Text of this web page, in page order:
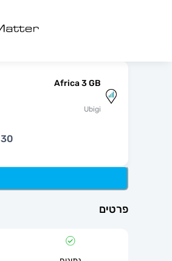
Africa 3 GB
Ubigi
30 ימים
פרטים